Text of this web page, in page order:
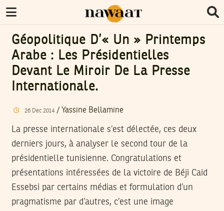
Géopolitique D’« Un » Printemps
Arabe : Les Présidentielles
Devant Le Miroir De La Presse
Internationale.
26 Dec 2014/ Yassine Bellamine
La presse internationale s’est délectée, ces deux
derniers jours, à analyser le second tour de la
présidentielle tunisienne. Congratulations et
présentations intéressées de la victoire de Béji Caid
Essebsi par certains médias et formulation d’un
pragmatisme par d’autres, c’est une image